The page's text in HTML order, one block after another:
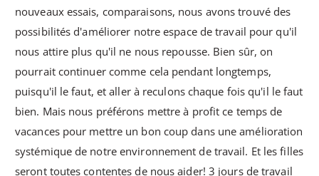
nouveaux essais, comparaisons, nous avons trouvé des
possibilités d'améliorer notre espace de travail pour qu'il
nous attire plus qu'il ne nous repousse. Bien sûr, on
pourrait continuer comme cela pendant longtemps,
puisqu'il le faut, et aller à reculons chaque fois qu'il le faut
bien. Mais nous préférons mettre à profit ce temps de
vacances pour mettre un bon coup dans une amélioration
systémique de notre environnement de travail. Et les filles
seront toutes contentes de nous aider! 3 jours de travail